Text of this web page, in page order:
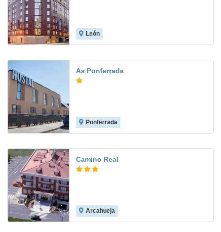
León
As Ponferrada
Ponferrada
Camino Real
Arcahueja